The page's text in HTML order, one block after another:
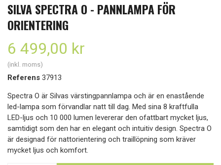
SILVA SPECTRA O - PANNLAMPA FÖR
ORIENTERING
6 499,00 kr
(inkl. moms)
Referens 37913
Spectra O är Silvas värstingpannlampa och är en enastående
led-lampa som förvandlar natt till dag. Med sina 8 kraftfulla
LED-ljus och 10 000 lumen levererar den ofattbart mycket ljus,
samtidigt som den har en elegant och intuitiv design. Spectra O
är designad för nattorientering och traillöpning som kräver
mycket ljus och komfort.